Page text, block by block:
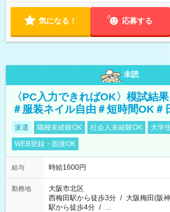
気になる！ 応募する
未読
〈PC入力できればOK〉模試結
＃服装ネイル自由＃短時間OK＃
派遣 職種未経験OK 社会人未経験OK 大学
WEB登録・面接OK
給与 時給1600円
勤務地
大阪市北区
西梅田駅から徒歩3分 / 大阪梅田(阪
駅から徒歩4分 / …